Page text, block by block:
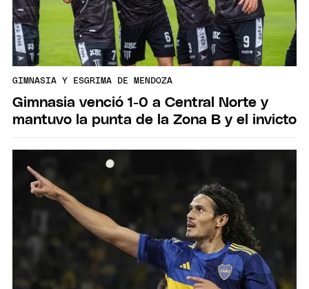
GIMNASIA Y ESGRIMA DE MENDOZA
Gimnasia venció 1-0 a Central Norte y
mantuvo la punta de la Zona B y el invicto